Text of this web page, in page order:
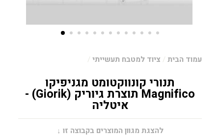
עמוד הבית / ציוד למטבח תעשייתי /
תנורי קונווקטומט מגניפיקו
Magnifico תוצרת גיוריק (Giorik) -
איטליה
מחיר
להצגת מגוון המוצרים בקבוצה זו ↓